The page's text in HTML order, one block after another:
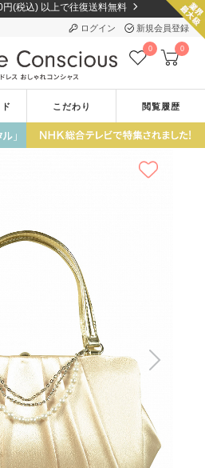
(税込) 以上で往復送料無料
ログイン 新規会員登録
0 0
こだわり 閲覧履歴